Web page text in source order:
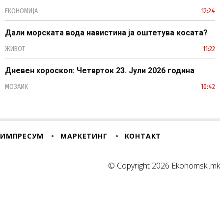
ЕКОНОМИЈА 12:24
Дали морската вода навистина ја оштетува косата?
ЖИВОТ 11:22
Дневен хороскоп: Четврток 23. Јули 2026 година
МОЗАИК 10:42
ИМПРЕСУМ МАРКЕТИНГ КОНТАКТ
© Copyright 2026 Ekonomski.mk